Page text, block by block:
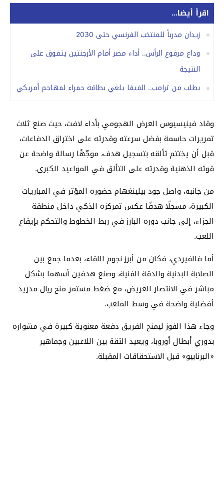
اقرأ أيضا...
زيدان مدرباً للمنتخب الفرنسي حتى 2030
وداع مرفوع الرأس.. أداء مصر أمام الأرجنتين يتفوق على
النتيجة
بطلب من ترامب.. الفيفا يلغي بطاقة حمراء لمهاجم أمريكي
وقاد فينيسيوس العرض الهجومي بأداء لافت، حيث صنع ثلاث
تمريرات حاسمة بفضل سرعته وقدرته على اختراق الدفاعات،
قبل أن يختتم تألقه بتسجيل هدف، موجّهًا رسالة واضحة عن
قوته الذهنية وقدرته على التألق في المواعيد الكبرى.
من جانبه، واصل جود بيلينغهام حضوره المؤثر في المباريات
الكبيرة، مسجلًا هدفًا عكس تمركزه الذكي داخل منطقة
الجزاء، إلى جانب دوره البارز في ربط الخطوط والتحكم بإيقاع
اللعب.
أما فالفيردي، فكان من أبرز نجوم اللقاء، بعدما جمع بين
الصلابة البدنية والدقة الفنية، وصنع هدفين أسهما بشكل
مباشر في الانتصار العريض، مع ضغط مستمر منح ريال مدريد
أفضلية واضحة في وسط الملعب.
وجاء هذا الفوز ليمنح الفريق دفعة معنوية كبيرة في مشواره
بدوري أبطال أوروبا، ويعيد الثقة بين اللاعبين وجماهير
«البرنابيو» قبل الاستحقاقات المقبلة.